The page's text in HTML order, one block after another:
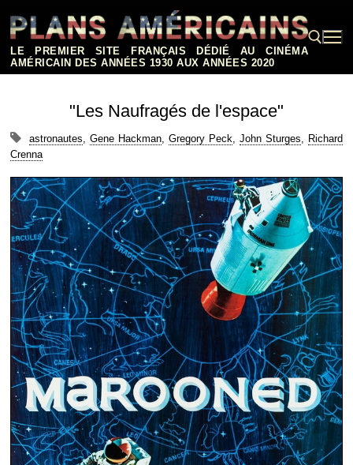
contenu
LE PREMIER SITE FRANÇAIS DÉDIÉ AU CINÉMA
AMÉRICAIN DES ANNÉES 1930 AUX ANNÉES 2020
Rechercher :
"Les Naufragés de l'espace"
astronautes, Gene Hackman, Gregory Peck, John Sturges, Richard
Crenna